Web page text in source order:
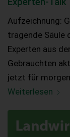
Experten-Talk
Aufzeichnung:
tragende Säule
Experten aus
Gebrauchten
jetzt für
Weiterlesen